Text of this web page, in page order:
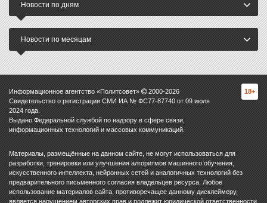
Новости по дням
Новости по месяцам
Информационное агентство «Политсовет» 2000-2026
Свидетельство о регистрации СМИ ИА № ФС77-87740 от 09 июля
2024 года.
Выдано Федеральной службой по надзору в сфере связи,
информационных технологий и массовых коммуникаций.
18+
Материалы, размещённые на данном сайте, не могут использоваться для
разработки, тренировки или улучшения алгоритмов машинного обучения,
искусственного интеллекта, нейронных сетей и аналогичных технологий без
предварительного письменного согласия владельцев ресурса. Любое
использование материалов сайта, противоречащее данному дисклеймеру,
является нарушением авторских прав и подлежит юридической ответственности